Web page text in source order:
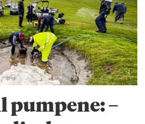
pumpene: –